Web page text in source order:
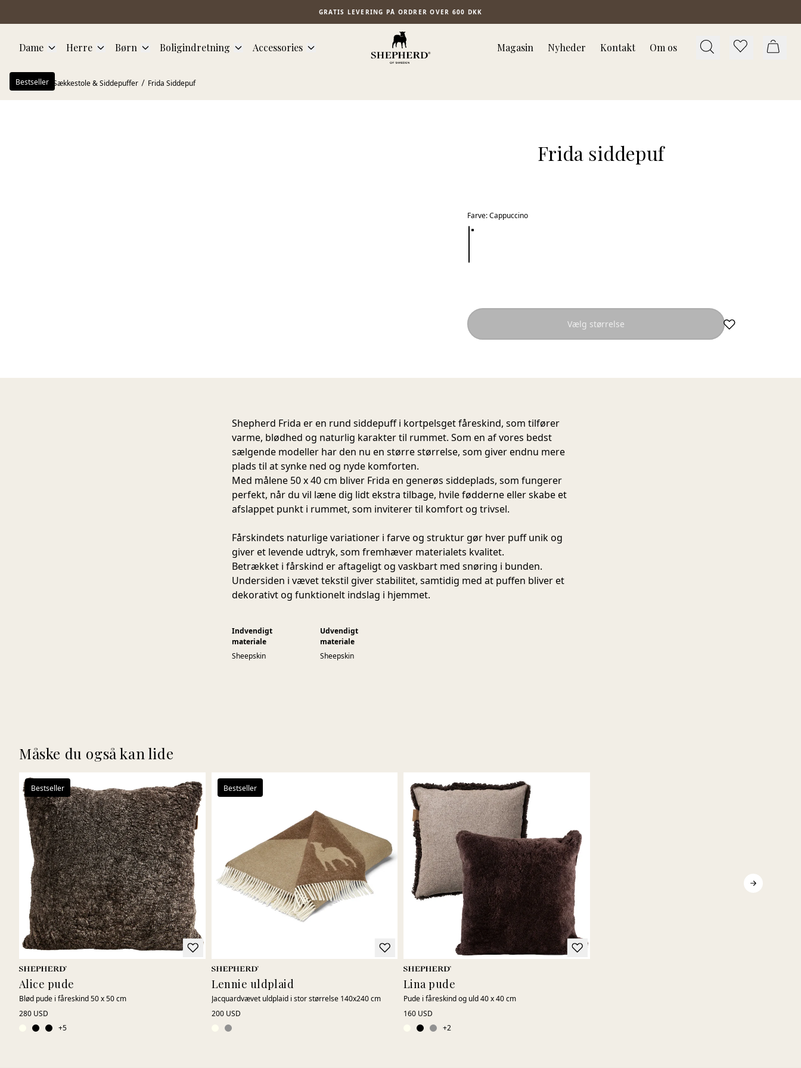
GRATIS LEVERING PÅ ORDRER OVER 600 DKK
Dame Herre Børn Boligindretning Accessories Magasin Nyheder Kontakt Om os
Forside Sækkestole & Siddepuffer Frida Siddepuf
Bestseller
Frida siddepuf
Farve:Cappuccino
Vælg størrelse
Shepherd Frida er en rund siddepuff i kortpelsget fåreskind, som tilfører
varme, blødhed og naturlig karakter til rummet. Som en af vores bedst
sælgende modeller har den nu en større størrelse, som giver endnu mere
plads til at synke ned og nyde komforten.
Med målene 50 x 40 cm bliver Frida en generøs siddeplads, som fungerer
perfekt, når du vil læne dig lidt ekstra tilbage, hvile fødderne eller skabe et
afslappet punkt i rummet, som inviterer til komfort og trivsel.
Fårskindets naturlige variationer i farve og struktur gør hver puff unik og
giver et levende udtryk, som fremhæver materialets kvalitet.
Betrækket i fårskind er aftageligt og vaskbart med snøring i bunden.
Undersiden i vævet tekstil giver stabilitet, samtidig med at puffen bliver et
dekorativt og funktionelt indslag i hjemmet.
Indvendigt
materiale
Sheepskin
Udvendigt
materiale
Sheepskin
Måske du også kan lide
Bestseller
Alice pude
Blød pude i fåreskind 50 x 50 cm
280 USD
+5
Bestseller
Lennie uldplaid
Jacquardvævet uldplaid i stor størrelse 140x240 cm
200 USD
Lina pude
Pude i fåreskind og uld 40 x 40 cm
160 USD
+2